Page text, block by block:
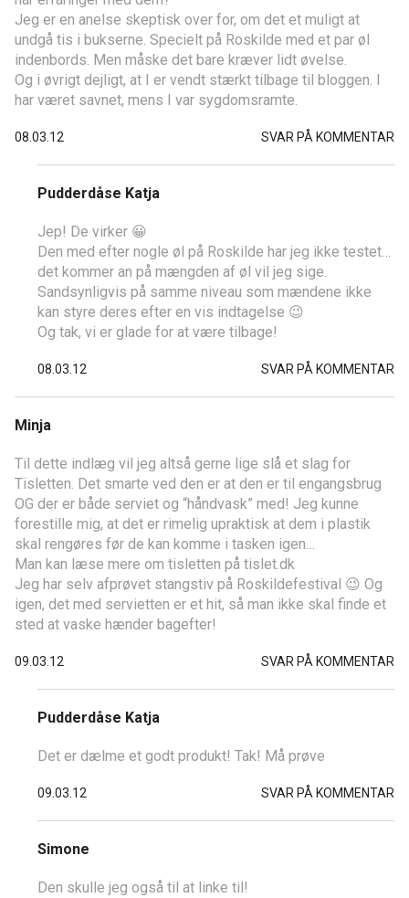
Jeg er en anelse skeptisk over for, om det et muligt at
undgå tis i bukserne. Specielt på Roskilde med et par øl
indenbords. Men måske det bare kræver lidt øvelse.
Og i øvrigt dejligt, at I er vendt stærkt tilbage til bloggen. I
har været savnet, mens I var sygdomsramte.
08.03.12 SVAR PÅ KOMMENTAR
Pudderdåse Katja
Jep! De virker 😀
Den med efter nogle øl på Roskilde har jeg ikke testet…
det kommer an på mængden af øl vil jeg sige.
Sandsynligvis på samme niveau som mændene ikke
kan styre deres efter en vis indtagelse 😉
Og tak, vi er glade for at være tilbage!
08.03.12 SVAR PÅ KOMMENTAR
Minja
Til dette indlæg vil jeg altså gerne lige slå et slag for
Tisletten. Det smarte ved den er at den er til engangsbrug
OG der er både serviet og “håndvask” med! Jeg kunne
forestille mig, at det er rimelig upraktisk at dem i plastik
skal rengøres før de kan komme i tasken igen…
Man kan læse mere om tisletten på tislet.dk
Jeg har selv afprøvet stangstiv på Roskildefestival 😉 Og
igen, det med servietten er et hit, så man ikke skal finde et
sted at vaske hænder bagefter!
09.03.12 SVAR PÅ KOMMENTAR
Pudderdåse Katja
Det er dælme et godt produkt! Tak! Må prøve
09.03.12 SVAR PÅ KOMMENTAR
Simone
Den skulle jeg også til at linke til!